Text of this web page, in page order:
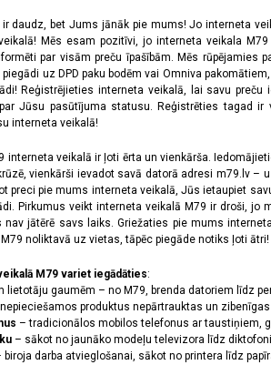
ir daudz, bet Jums jānāk pie mums! Jo interneta
Mēs esam pozitīvi, jo interneta veikala
par visām preču īpašībām. Mēs
uz DPD paku bodēm vai Omniva
Reģistrējieties interneta veikalā, lai savu
Jūsu pasūtījuma statusu. Reģistrēties tagad
interneta veikalā!
interneta veikalā ir ļoti ērta un vienkārša.
vienkārši ievadot savā datorā adresi m79.lv
preci pie mums interneta veikalā, Jūs ietaupiet
Pirkumus veikt interneta veikalā M79 ir droši,
jātērē savs laiks. Griežaties pie mums
noliktavā uz vietas, tāpēc piegāde notiks ļoti ātri!
M79 variet iegādāties:
lietotāju gaumēm – no M79, brenda datoriem līdz
produktus nepārtrauktas un
– tradicionālos mobilos telefonus ar taustiņiem,
– sākot no jaunāko modeļu televizora līdz
biroja darba atvieglošanai, sākot no printera līdz